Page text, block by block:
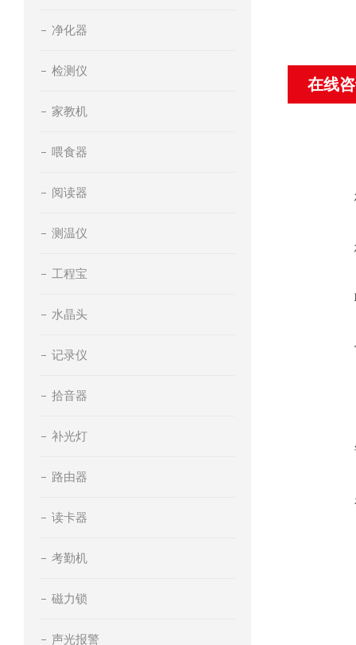
净化器
检测仪
家教机
喂食器
阅读器
测温仪
工程宝
水晶头
记录仪
拾音器
补光灯
路由器
读卡器
考勤机
磁力锁
声光报警
在线